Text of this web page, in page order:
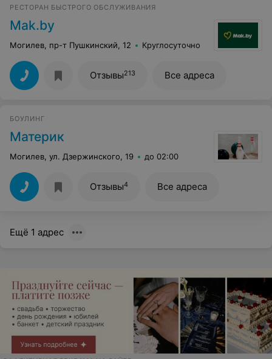
РЕСТОРАН БЫСТРОГО ОБСЛУЖИВАНИЯ
Mak.by
Могилев, пр-т Пушкинский, 12 Круглосуточно
Отзывы213 Все адреса
БОУЛИНГ
Материк
Могилев, ул. Дзержинского, 19 до 02:00
Отзывы4 Все адреса
Ещё 1 адрес